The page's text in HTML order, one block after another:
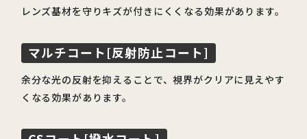
レンズ基材を守りキズが付きにくくなる効果があります。
マルチコート[反射防止コート]
余分な光の反射を抑えることで、視界がクリアに見えやす
くなる効果があります。